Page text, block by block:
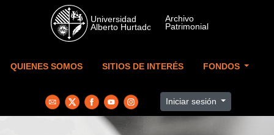
Skip to main content
QUIENES SOMOS SITIOS DE INTERÉS FONDOS
Iniciar sesión